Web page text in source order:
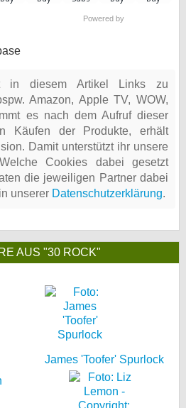
Powered by
in diesem Artikel Links zu
Amazon, Apple TV, WOW,
es nach dem Aufruf dieser
Käufen der Produkte, erhält
Damit unterstützt ihr unsere
Cookies dabei gesetzt
die jeweiligen Partner dabei
unserer Datenschutzerklärung.
AUS "30 ROCK"
James 'Toofer' Spurlock